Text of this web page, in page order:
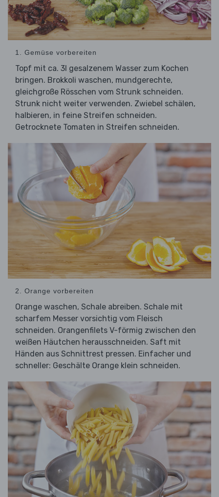
1. Gemüse vorbereiten
Topf mit ca. 3l gesalzenem Wasser zum Kochen
bringen. Brokkoli waschen, mundgerechte,
gleichgroße Rösschen vom Strunk schneiden.
Strunk nicht weiter verwenden. Zwiebel schälen,
halbieren, in feine Streifen schneiden.
Getrocknete Tomaten in Streifen schneiden.
2. Orange vorbereiten
Orange waschen, Schale abreiben. Schale mit
scharfem Messer vorsichtig vom Fleisch
schneiden. Orangenfilets V-förmig zwischen den
weißen Häutchen herausschneiden. Saft mit
Händen aus Schnittrest pressen. Einfacher und
schneller: Geschälte Orange klein schneiden.